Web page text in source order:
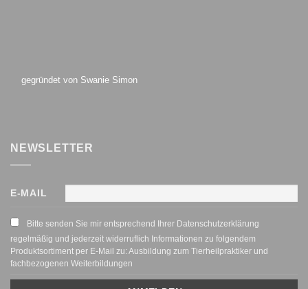
gegründet von Swanie Simon
NEWSLETTER
E-MAIL
Bitte senden Sie mir entsprechend Ihrer Datenschutzerklärung
regelmäßig und jederzeit widerruflich Informationen zu folgendem
Produktsortiment per E-Mail zu: Ausbildung zum Tierheilpraktiker und
fachbezogenen Weiterbildungen